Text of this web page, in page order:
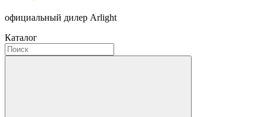
официальный дилер Arlight
Каталог